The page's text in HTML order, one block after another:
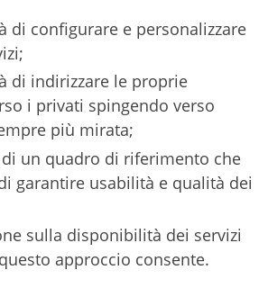
di configurare e personalizzare
di indirizzare le proprie
i privati spingendo verso
più mirata;
di un quadro di riferimento che
garantire usabilità e qualità dei
sulla disponibilità dei servizi
approccio consente.